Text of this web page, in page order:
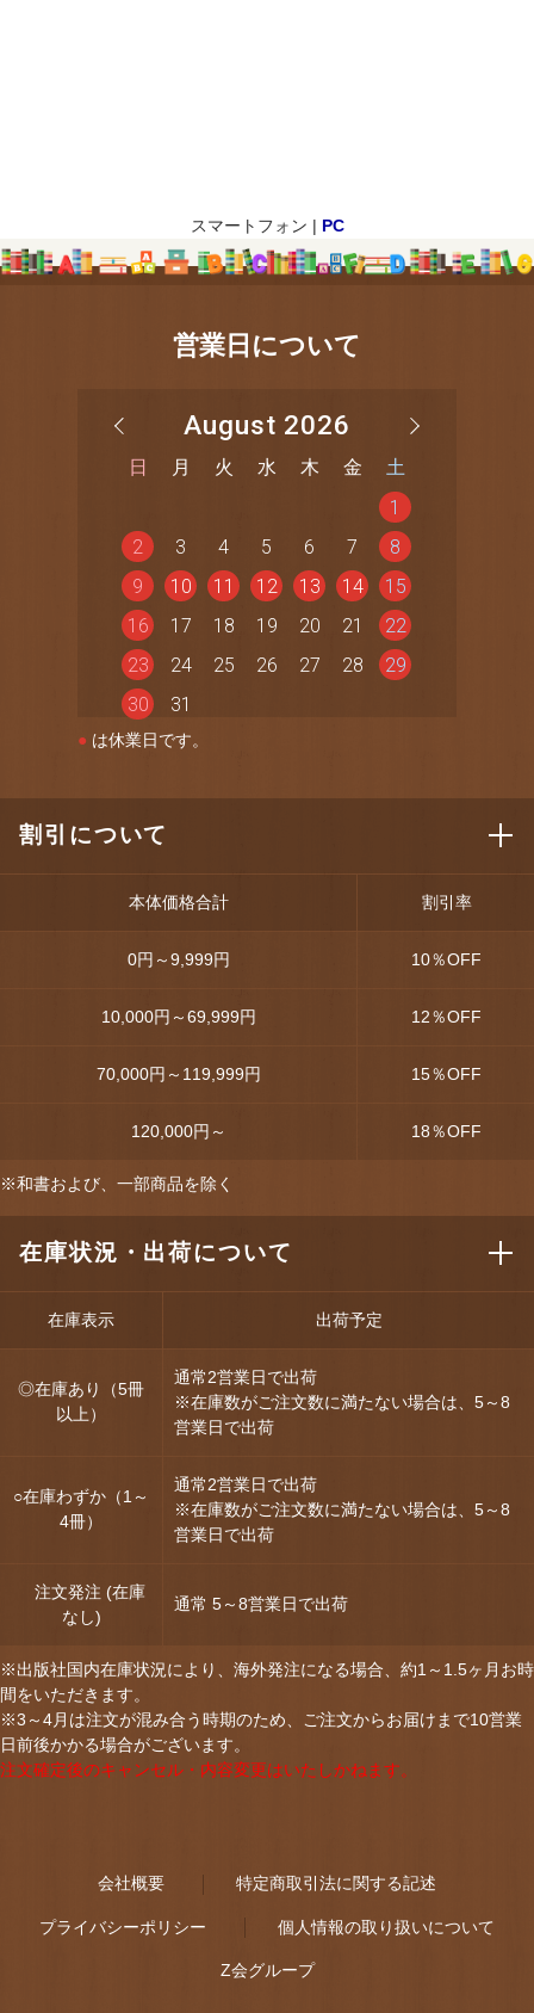
スマートフォン | PC
営業日について
August 2026
日 月 火 水 木 金
土
1
2
3 4 5 6 7
8
9
10 11 12 13 14
15
16
17 18 19 20 21
22
23
24 25 26 27 28
29
30
31
● は休業日です。
割引について
本体価格合計 割引率
0円～9,999円 10％OFF
10,000円～69,999円 12％OFF
70,000円～119,999円 15％OFF
120,000円～ 18％OFF
※和書および、一部商品を除く
在庫状況・出荷について
在庫表示 出荷予定
◎在庫あり（5冊
以上）
通常2営業日で出荷
※在庫数がご注文数に満たない場合は、5～8
営業日で出荷
○在庫わずか（1～
4冊）
通常2営業日で出荷
※在庫数がご注文数に満たない場合は、5～8
営業日で出荷
注文発注 (在庫
なし)
通常 5～8営業日で出荷
※出版社国内在庫状況により、海外発注になる場合、約1～1.5ヶ月お時
間をいただきます。
※3～4月は注文が混み合う時期のため、ご注文からお届けまで10営業
日前後かかる場合がございます。
注文確定後のキャンセル・内容変更はいたしかねます。
会社概要 特定商取引法に関する記述
プライバシーポリシー 個人情報の取り扱いについて
Z会グループ